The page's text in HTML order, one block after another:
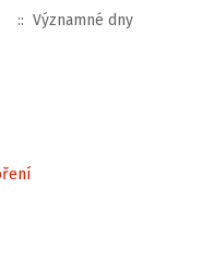
:: Významné dny